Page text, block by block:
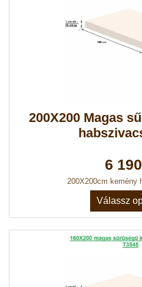
200X200 Magas
6
200X200cm kemény
Válassz